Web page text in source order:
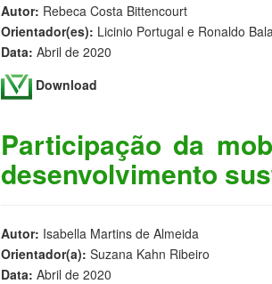
Autor: Rebeca Costa Bittencourt
Orientador(es): Licinio Portugal e Ronaldo
Data: Abril de 2020
Download
Participação da
desenvolvimento
Autor: Isabella Martins de Almeida
Orientador(a): Suzana Kahn Ribeiro
Data: Abril de 2020